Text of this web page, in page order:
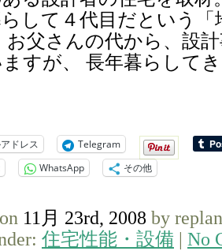
して４代目だという「
お父さんの代から、設
すが、 長年暮らして
ドレス
Telegram
WhatsApp その他
11月 23rd, 2008 by
住宅性能・設備 No